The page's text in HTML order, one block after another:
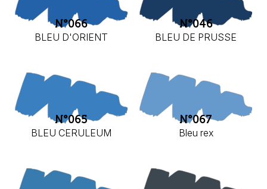
N°066
BLEU D'ORIENT
N°046
BLEU DE PRUSSE
N°065
BLEU CERULEUM
N°067
Bleu rex